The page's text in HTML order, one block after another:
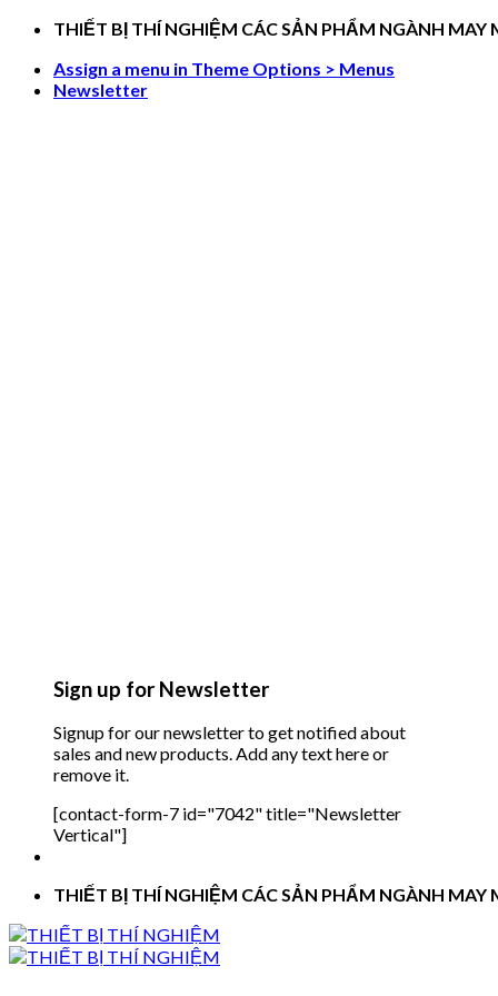
Skip
content
THIẾT BỊ THÍ NGHIỆM CÁC SẢN PHẨM NGÀNH MAY
Assign a menu in Theme Options > Menus
Newsletter
Sign up for Newsletter
Signup for our newsletter to get notified about
sales and new products. Add any text here or
remove it.
[contact-form-7 id="7042" title="Newsletter
Vertical"]
THIẾT BỊ THÍ NGHIỆM CÁC SẢN PHẨM NGÀNH MAY